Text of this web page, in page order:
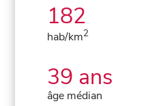
182
hab/km2
39 ans
âge médian